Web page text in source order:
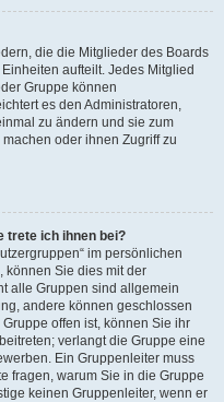
die die Mitglieder des Boards
aufteilt. Jedes Mitglied
Gruppe können
es den Administratoren,
zu ändern und sie zum
oder ihnen Zugriff zu
trete ich ihnen bei?
im persönlichen
können Sie dies mit der
alle Gruppen sind allgemein
andere können geschlossen
offen ist, können Sie ihr
verlangt die Gruppe eine
Ein Gruppenleiter muss
fragen, warum Sie in die Gruppe
keinen Gruppenleiter, wenn er